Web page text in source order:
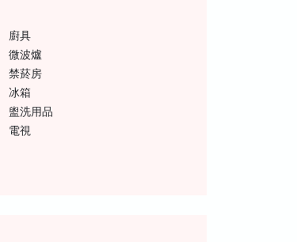
廚具
微波爐
禁菸房
冰箱
盥洗用品
電視